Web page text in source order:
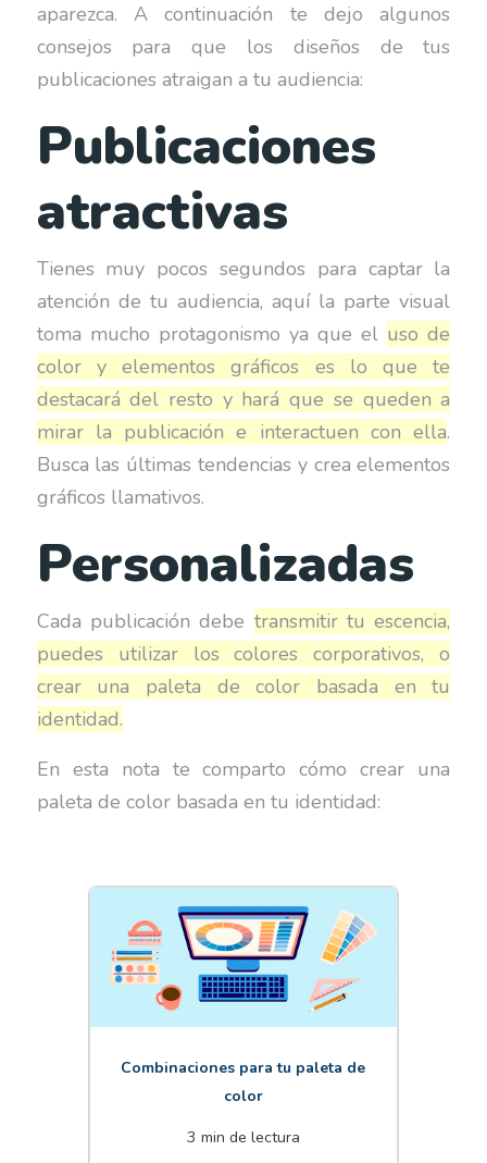
aparezca. A continuación te dejo algunos
consejos para que los diseños de tus
publicaciones atraigan a tu audiencia:
Publicaciones
atractivas
Tienes muy pocos segundos para captar la
atención de tu audiencia, aquí la parte visual
toma mucho protagonismo ya que el uso de
color y elementos gráficos es lo que te
destacará del resto y hará que se queden a
mirar la publicación e interactuen con ella.
Busca las últimas tendencias y crea elementos
gráficos llamativos.
Personalizadas
Cada publicación debe transmitir tu escencia,
puedes utilizar los colores corporativos, o
crear una paleta de color basada en tu
identidad.
En esta nota te comparto cómo crear una
paleta de color basada en tu identidad:
Combinaciones para tu paleta de
color
3 min de lectura